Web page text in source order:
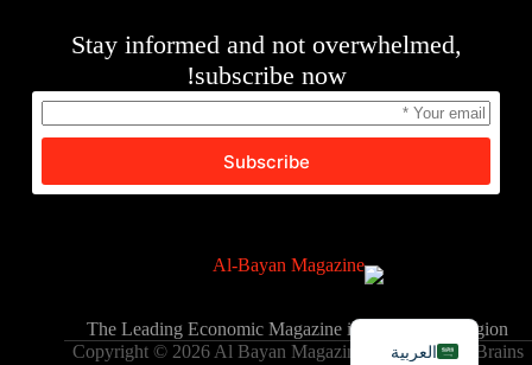
Stay informed and not overwhelmed,
subscribe now!
Subscribe
The Leading Economic Magazine in the MENA Region
Copyright © 2026 Al Bayan Magazine - Powered by Brains
العربية